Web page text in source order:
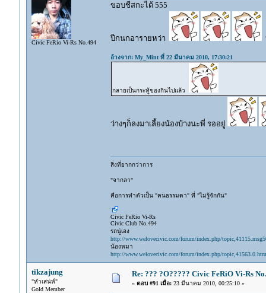
Civic FeRio Vi-Rs No.494
ขอบชีสกะได้ 555
ปีกนกอารายหว่า
อ้างจาก: My_Mint ที่ 22 มีนาคม 2010, 17:30:21
กลายเป็นกระทู้ของกินไปแล้ว
ว่างๆก็ลงมาเลี้ยงน้องบ้างนะพี่ รออยู่
สิ่งที่ยากกว่าการ
"จากลา"
คือการทำตัวเป็น "คนธรรมดา" ที่ "ไม่รู้จักกัน"
Civic FeRio Vi-Rs
Civic Club No.494
รถนู่เอง
http://www.welovecivic.com/forum/index.php/
น้องหมา
http://www.welovecivic.com/forum/index.php/
tikzajung
"หำเสน่ห์"
Gold Member
Re: ??? ?O????? Civic FeRiO Vi-Rs
« ตอบ #91 เมื่อ:23 มีนาคม 2010, 00:25:10 »